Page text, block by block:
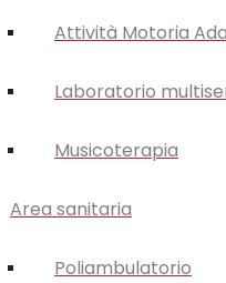
Attività Motoria
Laboratorio
Musicoterapia
Area sanitaria
Poliambulatorio